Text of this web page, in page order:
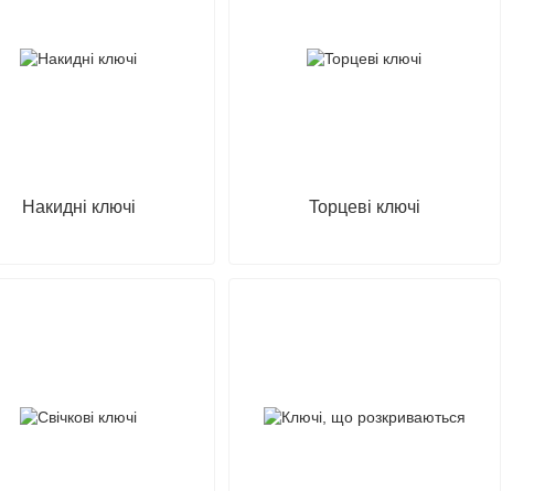
Накидні ключі Topцeві ключі